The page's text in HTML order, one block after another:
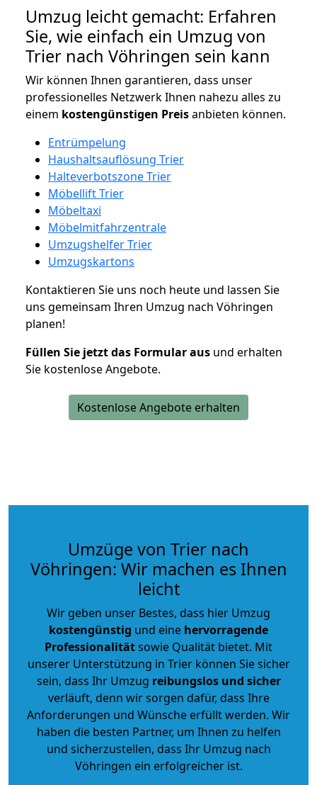
Umzug leicht gemacht: Erfahren
Sie, wie einfach ein Umzug von
Trier nach Vöhringen sein kann
Wir können Ihnen garantieren, dass unser
professionelles Netzwerk Ihnen nahezu alles zu
einem kostengünstigen Preisanbieten können.
Entrümpelung
Haushaltsauflösung Trier
Halteverbotszone Trier
Möbellift Trier
Möbeltaxi
Möbelmitfahrzentrale
Umzugshelfer Trier
Umzugskartons
Kontaktieren Sie uns noch heute und lassen Sie
uns gemeinsam Ihren Umzug nach Vöhringen
planen!
Füllen Sie jetzt das Formular aus und erhalten
Sie kostenlose Angebote.
Kostenlose Angebote erhalten
Umzüge von Trier nach
Vöhringen: Wir machen es Ihnen
leicht
Wir geben unser Bestes, dass hier Umzug
kostengünstig und eine hervorragende
Professionalitätsowie Qualität bietet. Mit
unserer Unterstützung in Trier können Sie sicher
sein, dass Ihr Umzug reibungslos und sicher
verläuft, denn wir sorgen dafür, dass Ihre
Anforderungen und Wünsche erfüllt werden. Wir
haben die besten Partner, um Ihnen zu helfen
und sicherzustellen, dass Ihr Umzug nach
Vöhringen ein erfolgreicher ist.